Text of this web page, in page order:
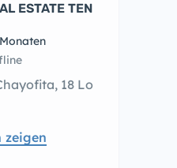
ESTATE TEN
18 Lo
zeigen